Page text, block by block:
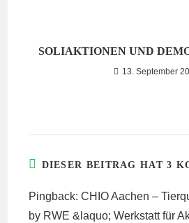
SOLIAKTIONEN UND
13. September
DIESER BEITRAG HAT 3
Pingback:CHIO Aachen –
by RWE &laquo; Werkstatt für